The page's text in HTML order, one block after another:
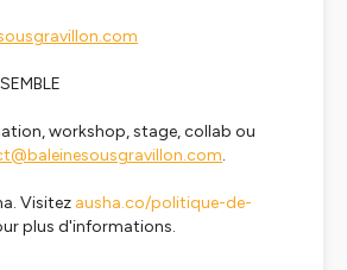
workshop, stage, collab ou
.
Visitez ausha.co/politique-de-
plus d'informations.